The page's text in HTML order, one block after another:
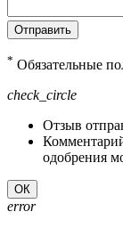
Отправить
* Обязательные
check_circle
Отзыв
одобрения
ОК
error